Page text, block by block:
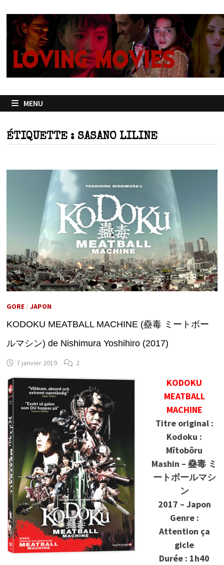
contenu
MENU
ÉTIQUETTE : SASANO LILINE
GORE/ JAPON
KODOKU MEATBALL MACHINE (蠱毒 ミートボー
ルマシン) de Nishimura Yoshihiro (2017)
7 janvier 2019 2
KODOKU
MEATBALL
MACHINE
Titre original :
Kodoku :
Mîtobôru
Mashin – 蠱毒 ミ
ートボールマシ
ン
2017 – Japon
Genre :
Attention ça
gicle
Durée : 1h40